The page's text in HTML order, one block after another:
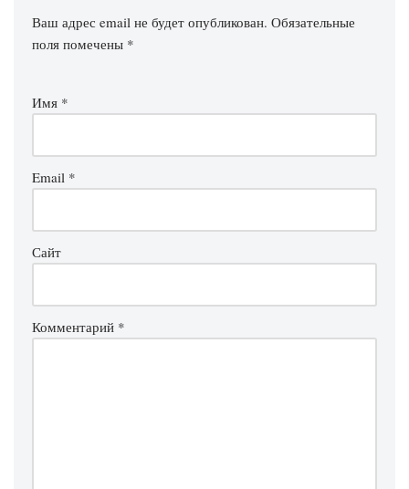
Ваш адрес email не будет опубликован. Обязательные
поля помечены *
Имя *
Email *
Сайт
Комментарий *